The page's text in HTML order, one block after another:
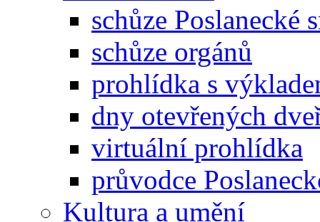
schůze Poslanecké
schůze orgánů
prohlídka s
dny otevřených
virtuální prohlídka
průvodce
Kultura a umění